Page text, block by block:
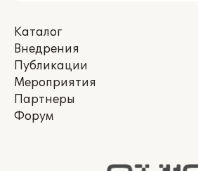
Каталог
Внедрения
Публикации
Мероприятия
Партнеры
Форум